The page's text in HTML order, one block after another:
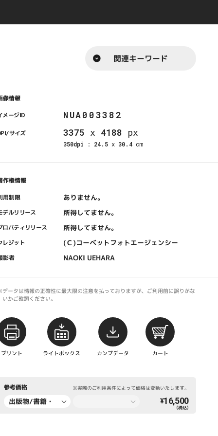
関連キーワード
像情報
メージID NUA003382
サイズ 3375 x 4188 px
350dpi : 24.5 x 30.4 cm
作権情報
用制限 ありません。
デルリリース 所得してません。
ロパティリリース 所得してません。
レジット (Ｃ)コーベットフォトエージェンシー
影者 NAOKI UEHARA
ータは情報の正確性に最大限の注意を払っておりますが、ご利用前に誤りがな
いかご確認ください。
プリント ライトボックス カンプデータ カート
参考価格 ※実際のご利用条件によって価格は変動いたします。
出版物/書籍・
¥16,500
（税込）